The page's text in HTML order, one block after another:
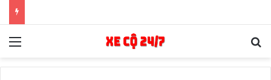
Menu